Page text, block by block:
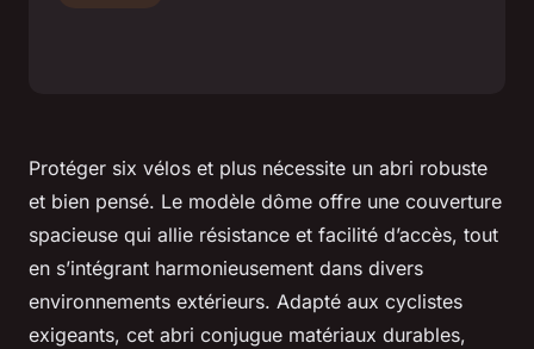
Protéger six vélos et plus nécessite un abri robuste
et bien pensé. Le modèle dôme offre une couverture
spacieuse qui allie résistance et facilité d’accès, tout
en s’intégrant harmonieusement dans divers
environnements extérieurs. Adapté aux cyclistes
exigeants, cet abri conjugue matériaux durables,